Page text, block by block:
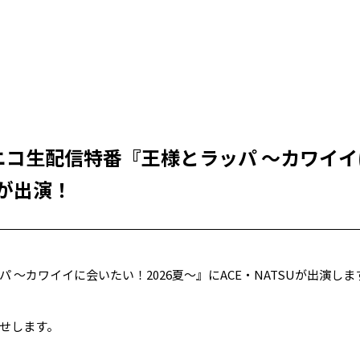
生配信特番『王様とラッパ ～カワイ
出演！
～カワイイに会いたい！2026夏～』にACE・NATSUが出演しま
します。